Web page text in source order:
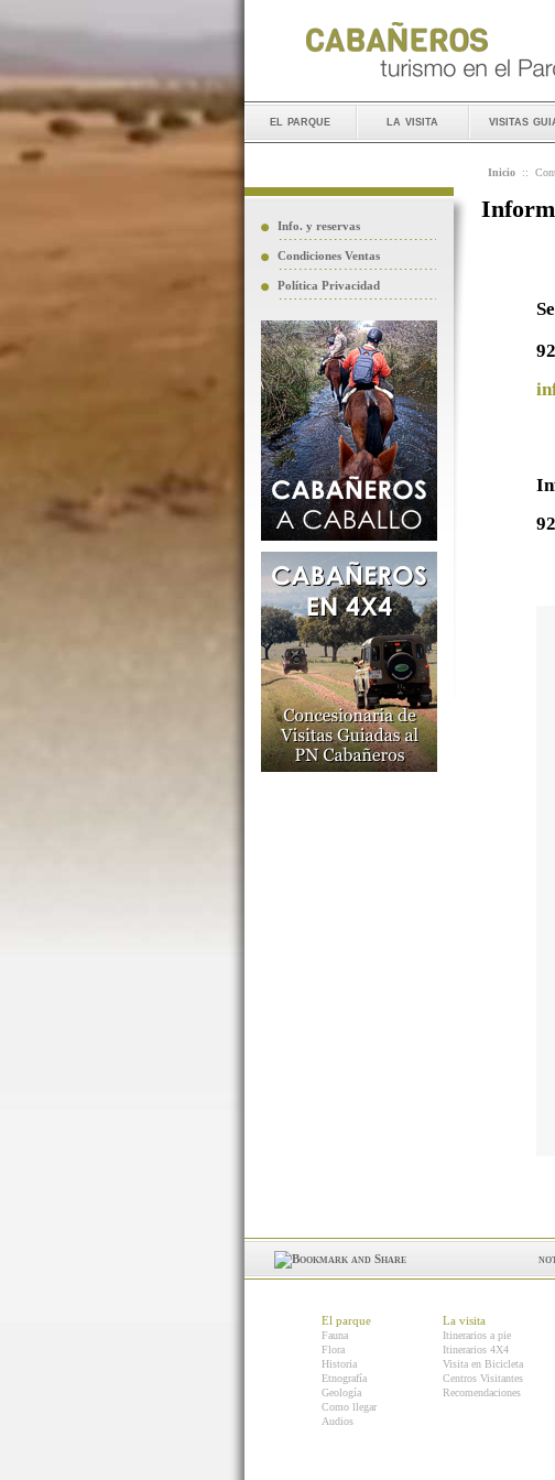
el parque la visita visitas
Info. y reservas
Condiciones Ventas
Política Privacidad
Inicio ::
El parque
Fauna
Flora
Historia
Etnografía
Geología
Como llegar
Audios
La visita
Itinerarios a pie
Itinerarios 4X4
Visita en Bicicleta
Centros Visitantes
Recomendaciones